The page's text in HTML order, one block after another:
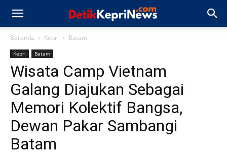
Beranda Kepri Batam
Kepri Batam
Wisata Camp Vietnam
Galang Diajukan Sebagai
Memori Kolektif Bangsa,
Dewan Pakar Sambangi
Batam